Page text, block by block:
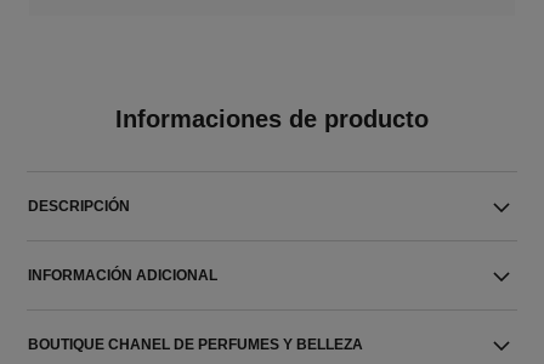
Informaciones de producto
DESCRIPCIÓN
INFORMACIÓN ADICIONAL
BOUTIQUE CHANEL DE PERFUMES Y BELLEZA